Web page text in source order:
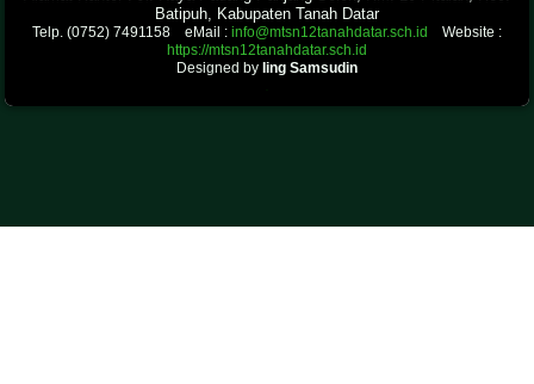
Batipuh, Kabupaten Tanah Datar
Telp. (0752) 7491158 eMail : info@mtsn12tanahdatar.sch.id
Website :
https://mtsn12tanahdatar.sch.id
Designed by Iing Samsudin